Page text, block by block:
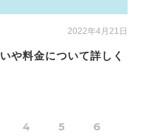
2022年4月21日
や料金について詳しく
4 5 6